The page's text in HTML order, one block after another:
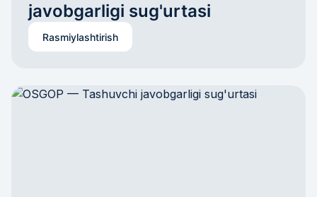
javobgarligi sug'urtasi
Rasmiylashtirish